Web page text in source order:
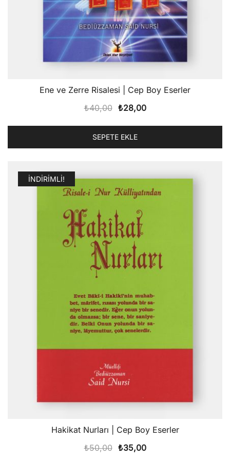
Ene ve Zerre Risalesi | Cep Boy Eserler
₺40,00 Orijinal
₺40,00.
₺28,00Şu
₺28,00.
SEPETE EKLE
İNDIRIMLI!
Hakikat Nurları | Cep Boy Eserler
₺50,00 Orijinal
₺35,00Şu